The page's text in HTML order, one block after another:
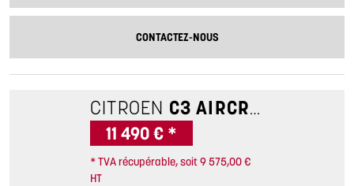
CONTACTEZ-NOUS
CITROEN C3 AIRCROSS
11 490 € *
* TVA récupérable, soit 9 575,00 €
HT